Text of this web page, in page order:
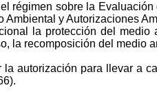
régimen sobre la
y Autorizaciones
la protección del
la recomposición del medio
autorización para llevar a